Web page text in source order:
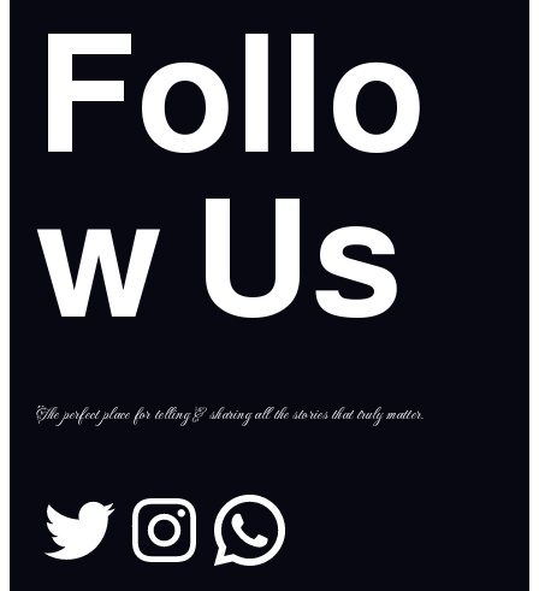
Follo
w Us
The perfect place for telling & sharing all the stories that truly matter.